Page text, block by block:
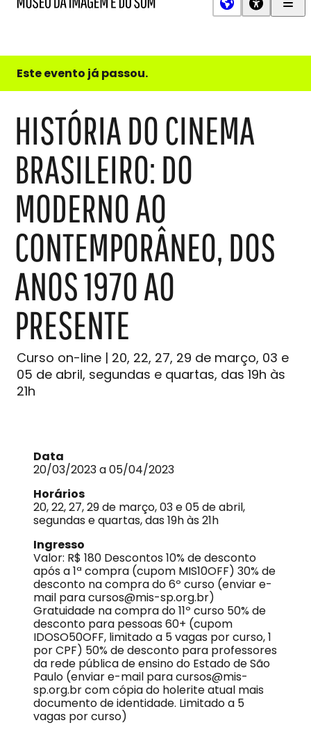
e
do
Este evento já passou.
HISTÓRIA DO CINEMA
BRASILEIRO: DO
MODERNO AO
CONTEMPORÂNEO, DOS
ANOS 1970 AO
PRESENTE
Curso on-line | 20, 22, 27, 29 de março, 03 e
05 de abril, segundas e quartas, das 19h às
21h
Data
20/03/2023 a 05/04/2023
Horários
20, 22, 27, 29 de março, 03 e 05 de abril,
segundas e quartas, das 19h às 21h
Ingresso
Valor: R$ 180 Descontos 10% de desconto
após a 1ª compra (cupom MIS10OFF) 30% de
desconto na compra do 6º curso (enviar e-
mail para cursos@mis-sp.org.br)
Gratuidade na compra do 11º curso 50% de
desconto para pessoas 60+ (cupom
IDOSO50OFF, limitado a 5 vagas por curso, 1
por CPF) 50% de desconto para professores
da rede pública de ensino do Estado de São
Paulo (enviar e-mail para cursos@mis-
sp.org.br com cópia do holerite atual mais
documento de identidade. Limitado a 5
vagas por curso)